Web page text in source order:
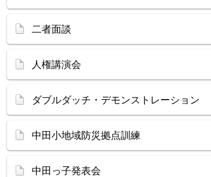
二者面談
人権講演会
ダブルダッチ・デモンストレーション
中田小地域防災拠点訓練
中田っ子発表会